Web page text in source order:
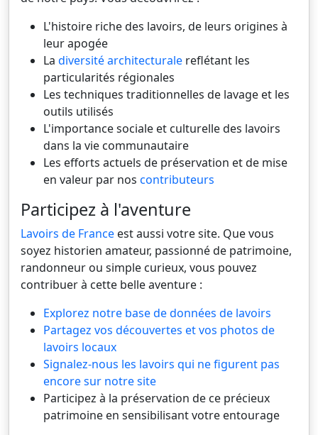
L'histoire riche des lavoirs, de leurs origines à
leur apogée
La diversité architecturale reflétant les
particularités régionales
Les techniques traditionnelles de lavage et les
outils utilisés
L'importance sociale et culturelle des lavoirs
dans la vie communautaire
Les efforts actuels de préservation et de mise
en valeur par nos contributeurs
Participez à l'aventure
Lavoirs de France est aussi votre site. Que vous
soyez historien amateur, passionné de patrimoine,
randonneur ou simple curieux, vous pouvez
contribuer à cette belle aventure :
Explorez notre base de données de lavoirs
Partagez vos découvertes et vos photos de
lavoirs locaux
Signalez-nous les lavoirs qui ne figurent pas
encore sur notre site
Participez à la préservation de ce précieux
patrimoine en sensibilisant votre entourage